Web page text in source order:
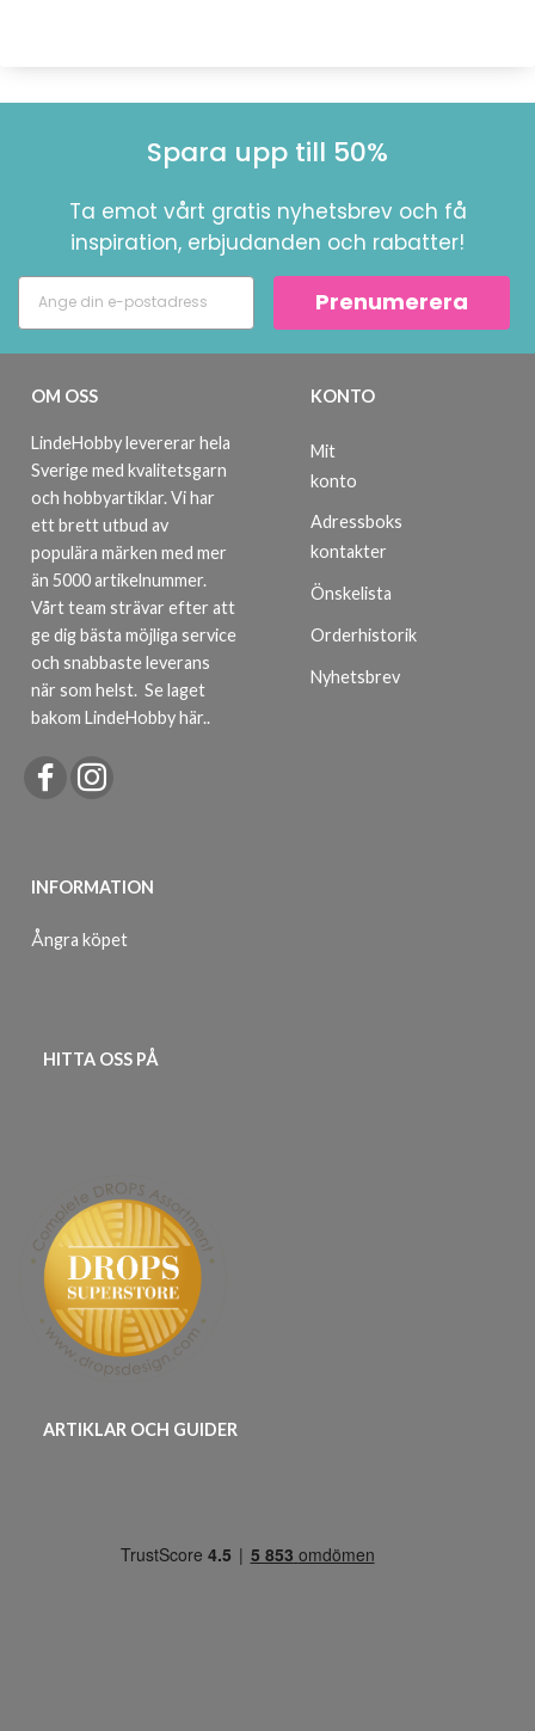
Spara upp till 50%
Ta emot vårt gratis nyhetsbrev och få
inspiration, erbjudanden och rabatter!
Prenumerera
OM OSS
LindeHobby levererar hela
Sverige med kvalitetsgarn
och hobbyartiklar. Vi har
ett brett utbud av
populära märken med mer
än 5000 artikelnummer.
Vårt team strävar efter att
ge dig bästa möjliga service
och snabbaste leverans
när som helst. Se laget
bakom LindeHobby här..
INFORMATION
Ångra köpet
KONTO
Mit
konto
Adressboks
kontakter
Önskelista
Orderhistorik
Nyhetsbrev
HITTA OSS PÅ
ARTIKLAR OCH GUIDER